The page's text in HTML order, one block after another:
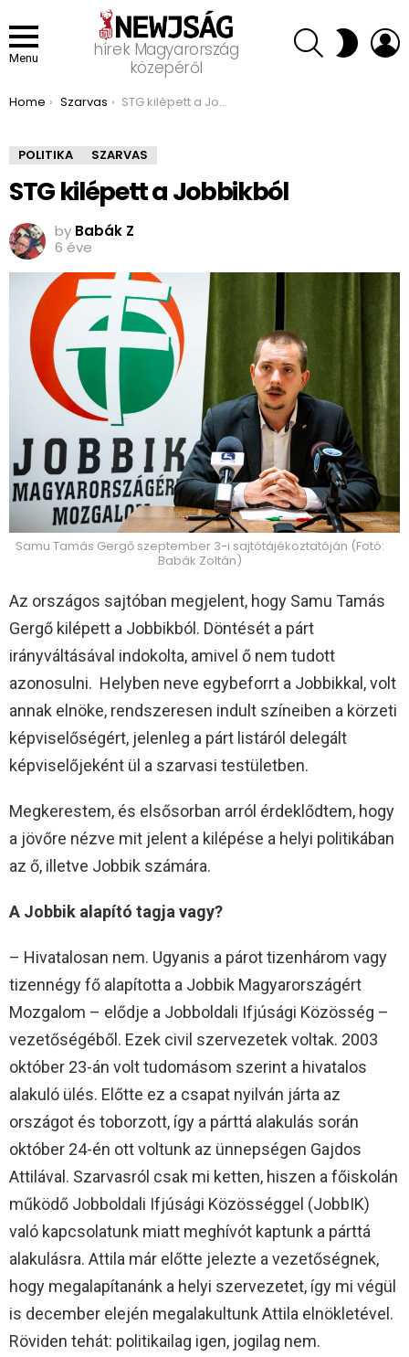
Menu
hírek Magyarország
közepéről
SEARCH SWITCH
SKIN
You are here:
Home Szarvas STG kilépett a Jobbikból
POLITIKA SZARVAS
STG kilépett a Jobbikból
by Babák Z
6 éve
Samu Tamás Gergő szeptember 3-i sajtótájékoztatóján (Fotó:
Babák Zoltán)
Az országos sajtóban megjelent, hogy Samu Tamás
Gergő kilépett a Jobbikból. Döntését a párt
irányváltásával indokolta, amivel ő nem tudott
azonosulni. Helyben neve egybeforrt a Jobbikkal, volt
annak elnöke, rendszeresen indult színeiben a körzeti
képviselőségért, jelenleg a párt listáról delegált
képviselőjeként ül a szarvasi testületben.
Megkerestem, és elsősorban arról érdeklődtem, hogy
a jövőre nézve mit jelent a kilépése a helyi politikában
az ő, illetve Jobbik számára.
A Jobbik alapító tagja vagy?
– Hivatalosan nem. Ugyanis a párot tizenhárom vagy
tizennégy fő alapította a Jobbik Magyarországért
Mozgalom – elődje a Jobboldali Ifjúsági Közösség –
vezetőségéből. Ezek civil szervezetek voltak. 2003
október 23-án volt tudomásom szerint a hivatalos
alakuló ülés. Előtte ez a csapat nyilván járta az
országot és toborzott, így a párttá alakulás során
október 24-én ott voltunk az ünnepségen Gajdos
Attilával. Szarvasról csak mi ketten, hiszen a főiskolán
működő Jobboldali Ifjúsági Közösséggel (JobbIK)
való kapcsolatunk miatt meghívót kaptunk a párttá
alakulásra. Attila már előtte jelezte a vezetőségnek,
hogy megalapítanánk a helyi szervezetet, így mi végül
is december elején megalakultunk Attila elnökletével.
Röviden tehát: politikailag igen, jogilag nem.